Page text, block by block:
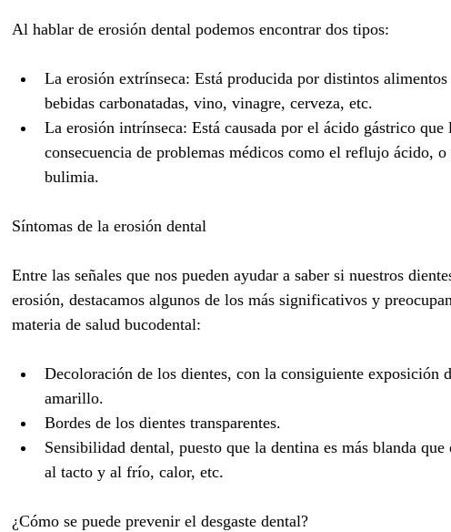
Al hablar de erosión dental podemos encontrar dos tipos:
La erosión extrínseca: Está producida por distintos
bebidas carbonatadas, vino, vinagre, cerveza, etc.
La erosión intrínseca: Está causada por el ácido gástrico
consecuencia de problemas médicos como el reflujo ácido,
bulimia.
Síntomas de la erosión dental
Entre las señales que nos pueden ayudar a saber si nuestros
erosión, destacamos algunos de los más significativos y
materia de salud bucodental:
Decoloración de los dientes, con la consiguiente exposición
amarillo.
Bordes de los dientes transparentes.
Sensibilidad dental, puesto que la dentina es más blanda
al tacto y al frío, calor, etc.
¿Cómo se puede prevenir el desgaste dental?